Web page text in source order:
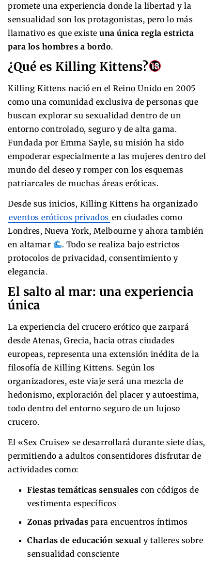
promete una experiencia donde la libertad y la
sensualidad son los protagonistas, pero lo más
llamativo es que existe una única regla estricta
para los hombres a bordo.
¿Qué es Killing Kittens?
Killing Kittens nació en el Reino Unido en 2005
como una comunidad exclusiva de personas que
buscan explorar su sexualidad dentro de un
entorno controlado, seguro y de alta gama.
Fundada por Emma Sayle, su misión ha sido
empoderar especialmente a las mujeres dentro del
mundo del deseo y romper con los esquemas
patriarcales de muchas áreas eróticas.
Desde sus inicios, Killing Kittens ha organizado
eventos eróticos privados en ciudades como
Londres, Nueva York, Melbourne y ahora también
en altamar
. Todo se realiza bajo estrictos
protocolos de privacidad, consentimiento y
elegancia.
El salto al mar: una experiencia
única
La experiencia del crucero erótico que zarpará
desde Atenas, Grecia, hacia otras ciudades
europeas, representa una extensión inédita de la
filosofía de Killing Kittens. Según los
organizadores, este viaje será una mezcla de
hedonismo, exploración del placer y autoestima,
todo dentro del entorno seguro de un lujoso
crucero.
El «Sex Cruise» se desarrollará durante siete días,
permitiendo a adultos consentidores disfrutar de
actividades como:
Fiestas temáticas sensuales con códigos de
vestimenta específicos
Zonas privadas para encuentros íntimos
Charlas de educación sexual y talleres sobre
sensualidad consciente